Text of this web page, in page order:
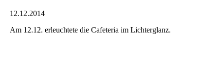
12.12.2014
Am 12.12. erleuchtete die Cafeteria im Lichterglanz.